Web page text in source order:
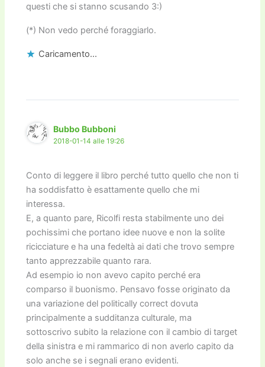
questi che si stanno scusando 3:)
(*) Non vedo perché foraggiarlo.
Caricamento...
Bubbo Bubboni
2018-01-14 alle 19:26
Conto di leggere il libro perché tutto quello che non ti
ha soddisfatto è esattamente quello che mi
interessa.
E, a quanto pare, Ricolfi resta stabilmente uno dei
pochissimi che portano idee nuove e non la solite
ricicciature e ha una fedeltà ai dati che trovo sempre
tanto apprezzabile quanto rara.
Ad esempio io non avevo capito perché era
comparso il buonismo. Pensavo fosse originato da
una variazione del politically correct dovuta
principalmente a sudditanza culturale, ma
sottoscrivo subito la relazione con il cambio di target
della sinistra e mi rammarico di non averlo capito da
solo anche se i segnali erano evidenti.